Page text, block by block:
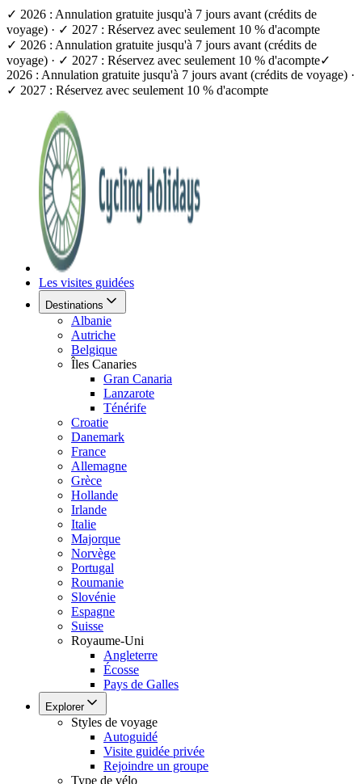
✓ 2026 : Annulation gratuite jusqu'à 7 jours avant (crédits de
voyage) · ✓ 2027 : Réservez avec seulement 10 % d'acompte
✓ 2026 : Annulation gratuite jusqu'à 7 jours avant (crédits de
voyage) · ✓ 2027 : Réservez avec seulement 10 % d'acompte✓
2026 : Annulation gratuite jusqu'à 7 jours avant (crédits de voyage) ·
✓ 2027 : Réservez avec seulement 10 % d'acompte
Les visites guidées
Destinations
Albanie
Autriche
Belgique
Îles Canaries
Gran Canaria
Lanzarote
Ténérife
Croatie
Danemark
France
Allemagne
Grèce
Hollande
Irlande
Italie
Majorque
Norvège
Portugal
Roumanie
Slovénie
Espagne
Suisse
Royaume-Uni
Angleterre
Écosse
Pays de Galles
Explorer
Styles de voyage
Autoguidé
Visite guidée privée
Rejoindre un groupe
Type de vélo